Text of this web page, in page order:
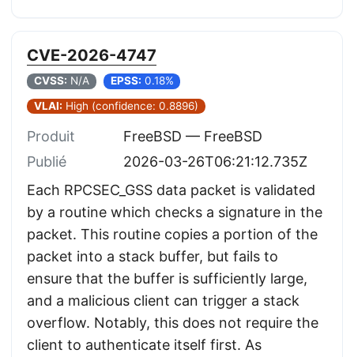
CVE-2026-4747
CVSS: N/A EPSS: 0.18%
VLAI: High (confidence: 0.8896)
Produit
FreeBSD — FreeBSD
Publié
2026-03-26T06:21:12.735Z
Each RPCSEC_GSS data packet is validated
by a routine which checks a signature in the
packet. This routine copies a portion of the
packet into a stack buffer, but fails to
ensure that the buffer is sufficiently large,
and a malicious client can trigger a stack
overflow. Notably, this does not require the
client to authenticate itself first. As